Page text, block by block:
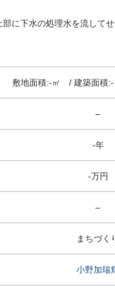
に下水の処理水を流して
敷地面積:-㎡ / 建築面積
–
-年
-万円
–
まちづく
小野加瑞